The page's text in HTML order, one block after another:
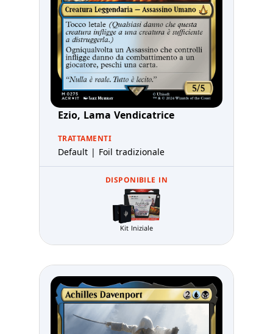
Ezio, Lama Vendicatrice
TRATTAMENTI
Default | Foil tradizionale
DISPONIBILE IN
Kit Iniziale